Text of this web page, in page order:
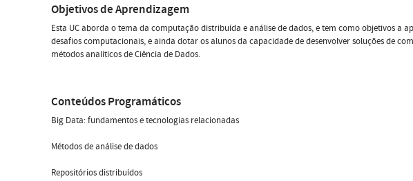
Objetivos de Aprendizagem
Esta UC aborda o tema da computação distribuída e análise de dados, e tem como objetivos a
desafios computacionais, e ainda dotar os alunos da capacidade de desenvolver soluções de
métodos analíticos de Ciência de Dados.
Conteúdos Programáticos
Big Data: fundamentos e tecnologias relacionadas
Métodos de análise de dados
Repositórios distribuídos